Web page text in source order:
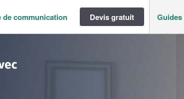
de communication Devis gratuit